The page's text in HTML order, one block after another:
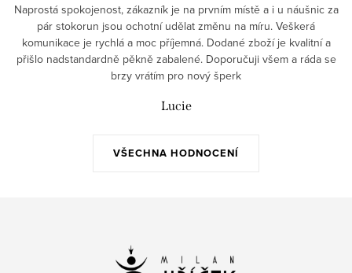
VŠECHNA HODNOCENÍ
Naprostá spokojenost, zákazník je na prvním místě a i u náušnic za
pár stokorun jsou ochotní udělat změnu na míru. Veškerá
komunikace je rychlá a moc příjemná. Dodané zboží je kvalitní a
přišlo nadstandardně pěkně zabalené. Doporučuji všem a ráda se
brzy vrátím pro nový šperk
Lucie